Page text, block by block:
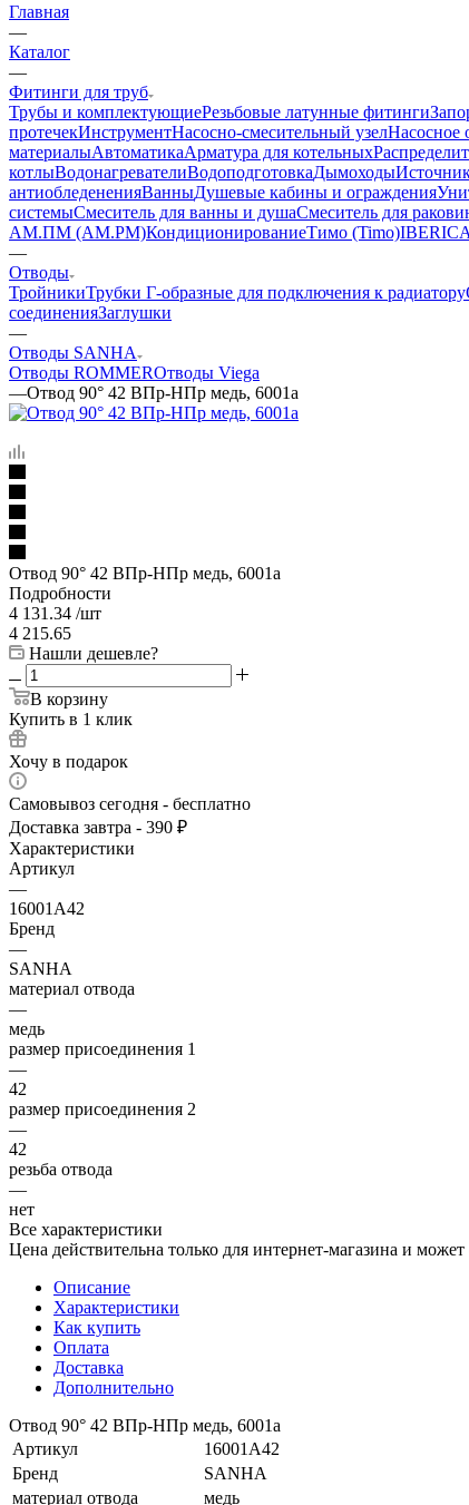
Главная
—
Каталог
—
Фитинги для труб
Трубы и комплектующиеРезьбовые латунные фитинги
протечекИнструментНасосно-смесительный узелНасосное
материалыАвтоматикаАрматура для котельных
котлыВодонагревателиВодоподготовкаДымоходы
антиобледененияВанныДушевые кабины и ограждения
системыСмеситель для ванны и душаСмеситель для
АМ.ПМ (AM.PM)КондиционированиеТимо (Timo)
—
Отводы
ТройникиТрубки Г-образные для подключения к радиатору
соединенияЗаглушки
—
Отводы SANHA
Отводы ROMMERОтводы Viega
—Отвод 90° 42 ВПр-НПр медь, 6001a
Отвод 90° 42 ВПр-НПр медь, 6001a
Подробности
4 131.34 /шт
4 215.65
Нашли дешевле?
В корзину
Купить в 1 клик
Хочу в подарок
Самовывоз сегодня - бесплатно
Доставка завтра - 390 ₽
Характеристики
Артикул
—
16001A42
Бренд
—
SANHA
материал отвода
—
медь
размер присоединения 1
—
42
размер присоединения 2
—
42
резьба отвода
—
нет
Все характеристики
Цена действительна только для интернет-магазина и
Описание
Характеристики
Как купить
Оплата
Доставка
Дополнительно
Отвод 90° 42 ВПр-НПр медь, 6001a
Артикул
16001A42
Бренд
SANHA
материал отвода
медь